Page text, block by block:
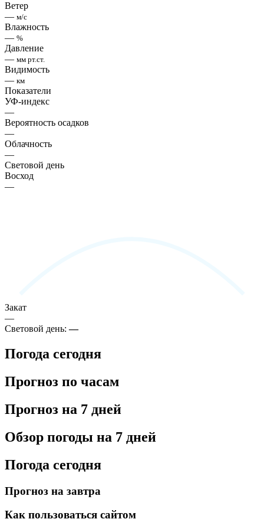
Ветер
— м/с
Влажность
— %
Давление
— мм рт.ст.
Видимость
— км
Показатели
УФ-индекс
—
Вероятность осадков
—
Облачность
—
Световой день
Восход
—
Закат
—
Световой день:—
Погода сегодня
Прогноз по часам
Прогноз на 7 дней
Обзор погоды на 7 дней
Погода сегодня
Прогноз на завтра
Как пользоваться сайтом